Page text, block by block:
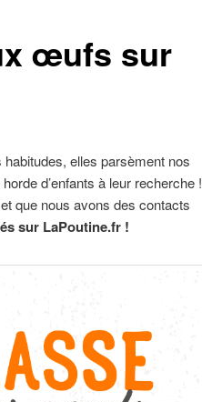
œufs sur
elles parsèment nos
d’enfants à leur recherche !
que nous avons des contacts
sur LaPoutine.fr !